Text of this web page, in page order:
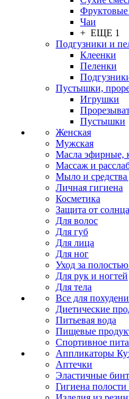
Чаи
+ ЕЩЕ 1
Подгузники и
Клеенки
Пеленки
Пустышки,
Игрушки
Пустышки
Женская
Мужская
Масла эфирные,
Массаж и
Мыло и
Личная гигиена
Косметика
Защита от
Для волос
Для губ
Для лица
Для ног
Уход за полостью
Для рук и ногтей
Для тела
Все для
Диетические
Питьевая вода
Пищевые
Спортивное
Аппликаторы
Аптечки
Эластичные
Гигиена полости